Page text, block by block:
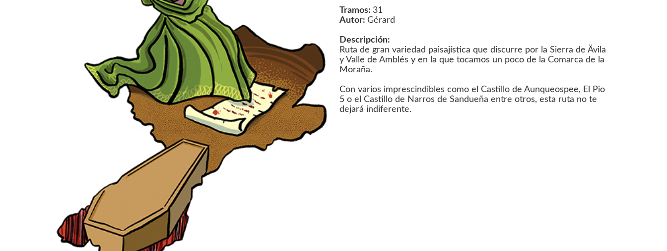
Tramos: 31
Autor: Gérard
Descripción:
Ruta de gran variedad paisajística que discurre por la Sierra de Ävila
y Valle de Amblés y en la que tocamos un poco de la Comarca de la
Moraña.
Con varios imprescindibles como el Castillo de Aunqueospee, El Pio
5 o el Castillo de Narros de Sandueña entre otros, esta ruta no te
dejará indiferente.